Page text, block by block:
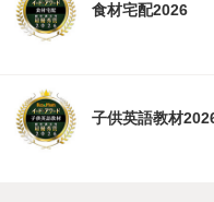
食材宅配2026
子供英語教材